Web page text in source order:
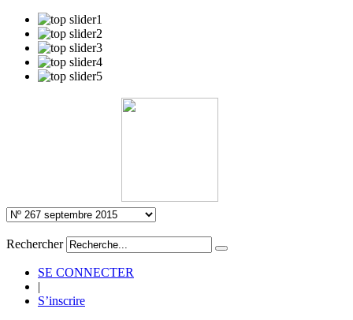
Rechercher
SE CONNECTER
|
S’inscrire